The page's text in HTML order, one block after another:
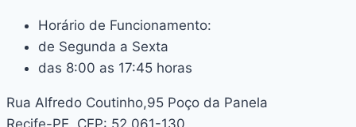
Horário de Funcionamento:
de Segunda a Sexta
das 8:00 as 17:45 horas
Rua Alfredo Coutinho,95 Poço da Panela